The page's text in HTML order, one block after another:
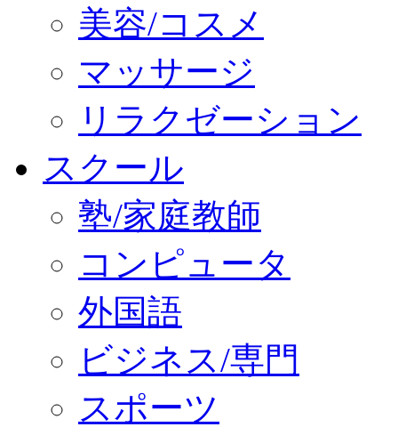
美容/コスメ
マッサージ
リラクゼーション
スクール
塾/家庭教師
コンピュータ
外国語
ビジネス/専門
スポーツ